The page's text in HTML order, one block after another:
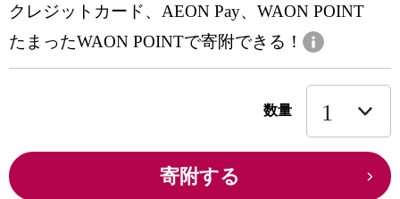
クレジットカード、AEON Pay、WAON POINT
たまったWAON POINTで寄附できる！
数量
寄附する